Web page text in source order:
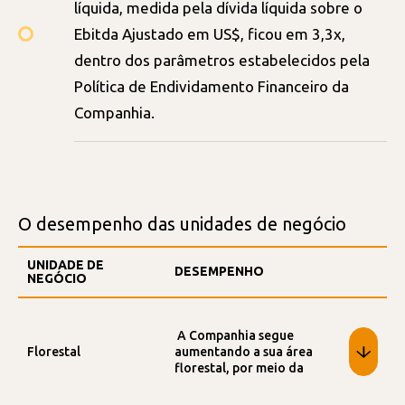
líquida, medida pela dívida líquida sobre o
Ebitda Ajustado em US$, ficou em 3,3x,
dentro dos parâmetros estabelecidos pela
Política de Endividamento Financeiro da
Companhia.
O desempenho das unidades de negócio
UNIDADE DE
NEGÓCIO
DESEMPENHO
Florestal
A Companhia segue
aumentando a sua área
florestal, por meio da